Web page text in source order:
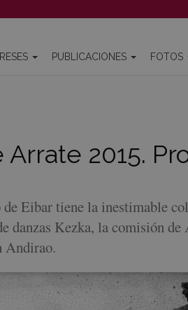
PUBLICACIONES FOTOS
2015.
Eibar tiene la inestimable
Kezka, la comisión
Andirao.